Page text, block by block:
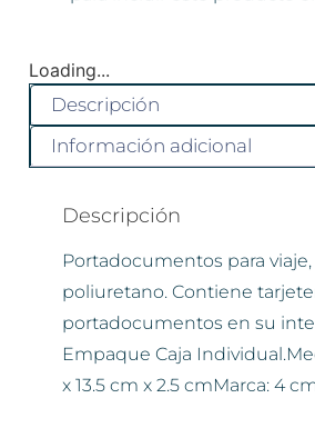
Loading...
Descripción
Información adicional
Descripción
Portadocumentos para
poliuretano. Contiene
portadocumentos en su
Empaque Caja
x 13.5 cm x 2.5 cmMarca: 4